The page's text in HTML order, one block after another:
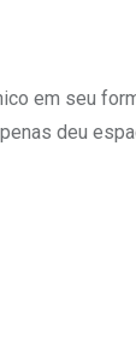
em seu
deu